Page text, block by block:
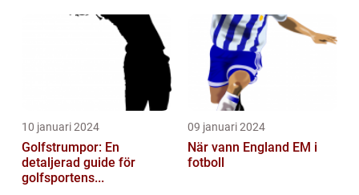
10 januari 2024
Golfstrumpor: En
detaljerad guide för
golfsportens...
09 januari 2024
När vann England EM i
fotboll